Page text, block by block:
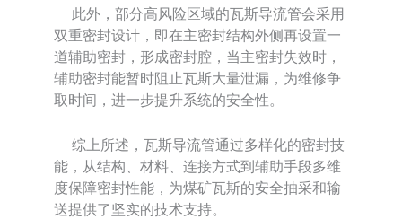
此外，部分高风险区域的瓦斯导流管会采用
双重密封设计，即在主密封结构外侧再设置一
道辅助密封，形成密封腔，当主密封失效时，
辅助密封能暂时阻止瓦斯大量泄漏，为维修争
取时间，进一步提升系统的安全性。
综上所述，瓦斯导流管通过多样化的密封技
能，从结构、材料、连接方式到辅助手段多维
度保障密封性能，为煤矿瓦斯的安全抽采和输
送提供了坚实的技术支持。